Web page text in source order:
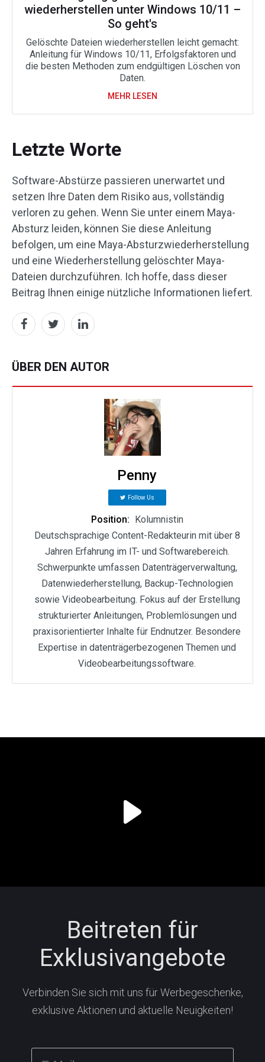
wiederherstellen unter Windows 10/11 –
So geht's
Gelöschte Dateien wiederherstellen leicht gemacht:
Anleitung für Windows 10/11, Erfolgsfaktoren und
die besten Methoden zum endgültigen Löschen von
Daten.
MEHR LESEN
Letzte Worte
Software-Abstürze passieren unerwartet und
setzen Ihre Daten dem Risiko aus, vollständig
verloren zu gehen. Wenn Sie unter einem Maya-
Absturz leiden, können Sie diese Anleitung
befolgen, um eine Maya-Absturzwiederherstellung
und eine Wiederherstellung gelöschter Maya-
Dateien durchzuführen. Ich hoffe, dass dieser
Beitrag Ihnen einige nützliche Informationen liefert.
ÜBER DEN AUTOR
Penny
Follow Us
Position: Kolumnistin
Deutschsprachige Content-Redakteurin mit über 8
Jahren Erfahrung im IT- und Softwarebereich.
Schwerpunkte umfassen Datenträgerverwaltung,
Datenwiederherstellung, Backup-Technologien
sowie Videobearbeitung. Fokus auf der Erstellung
strukturierter Anleitungen, Problemlösungen und
praxisorientierter Inhalte für Endnutzer. Besondere
Expertise in datenträgerbezogenen Themen und
Videobearbeitungssoftware.
Beitreten für
Exklusivangebote
Verbinden Sie sich mit uns für Werbegeschenke,
exklusive Aktionen und aktuelle Neuigkeiten!